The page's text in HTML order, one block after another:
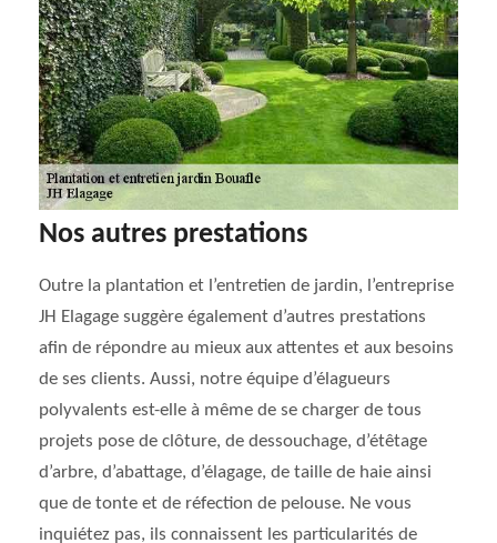
Nos autres prestations
Outre la plantation et l’entretien de jardin, l’entreprise
JH Elagage suggère également d’autres prestations
afin de répondre au mieux aux attentes et aux besoins
de ses clients. Aussi, notre équipe d’élagueurs
polyvalents est-elle à même de se charger de tous
projets pose de clôture, de dessouchage, d’étêtage
d’arbre, d’abattage, d’élagage, de taille de haie ainsi
que de tonte et de réfection de pelouse. Ne vous
inquiétez pas, ils connaissent les particularités de